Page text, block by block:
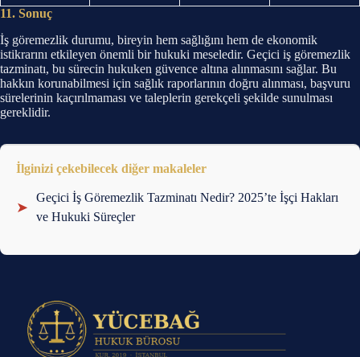
11. Sonuç
İş göremezlik durumu, bireyin hem sağlığını hem de ekonomik
istikrarını etkileyen önemli bir hukuki meseledir. Geçici iş göremezlik
tazminatı, bu sürecin hukuken güvence altına alınmasını sağlar. Bu
hakkın korunabilmesi için sağlık raporlarının doğru alınması, başvuru
sürelerinin kaçırılmaması ve taleplerin gerekçeli şekilde sunulması
gereklidir.
İlginizi çekebilecek diğer makaleler
➤
Geçici İş Göremezlik Tazminatı Nedir? 2025’te İşçi Hakları
ve Hukuki Süreçler